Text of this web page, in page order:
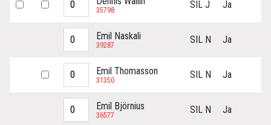
35798 SIL J Ja
Emil Naskali
39287 SIL N Ja
Emil Thomasson
31350 SIL N Ja
Emil Björnius
36577 SIL N Ja